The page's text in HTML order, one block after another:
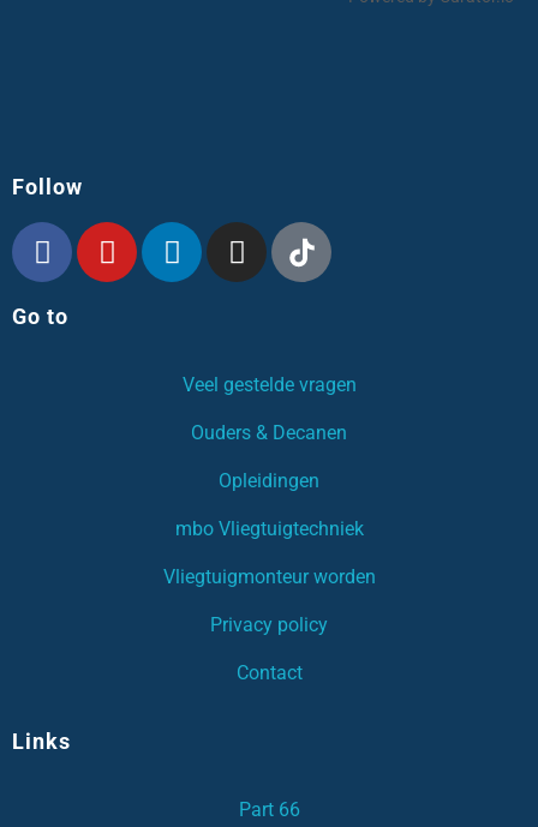
Follow
Go to
Veel gestelde vragen
Ouders & Decanen
Opleidingen
mbo Vliegtuigtechniek
Vliegtuigmonteur worden
Privacy policy
Contact
Links
Part 66